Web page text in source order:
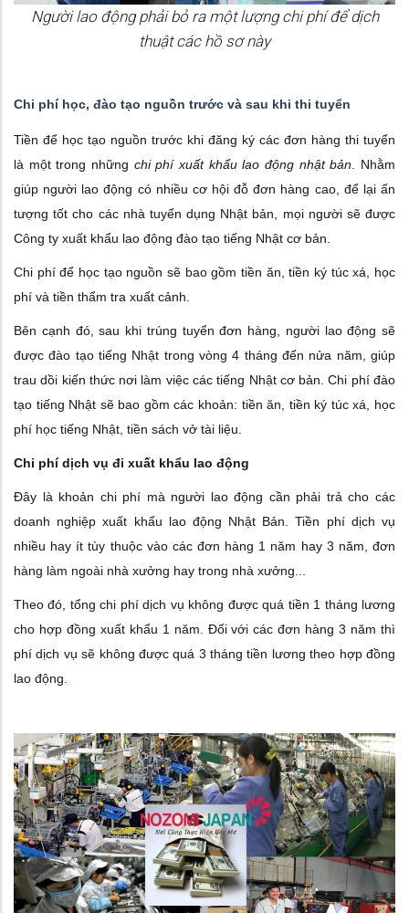
Người lao động phải bỏ ra một lượng chi phí để dịch
thuật các hồ sơ này
Chi phí học, đào tạo nguồn trước và sau khi thi tuyển
Tiền để học tạo nguồn trước khi đăng ký các đơn hàng thi tuyển
là một trong những chi phí xuất khẩu lao động nhật bản . Nhằm
giúp người lao động có nhiều cơ hội đỗ đơn hàng cao, để lại ấn
tượng tốt cho các nhà tuyển dụng Nhật bản, mọi người sẽ được
Công ty xuất khẩu lao động đào tạo tiếng Nhật cơ bản.
Chi phí để học tạo nguồn sẽ bao gồm tiền ăn, tiền ký túc xá, học
phí và tiền thẩm tra xuất cảnh.
Bên cạnh đó, sau khi trúng tuyển đơn hàng, người lao động sẽ
được đào tạo tiếng Nhật trong vòng 4 tháng đến nửa năm, giúp
trau dồi kiến thức nơi làm việc các tiếng Nhật cơ bản. Chi phí đào
tạo tiếng Nhật sẽ bao gồm các khoản: tiền ăn, tiền ký túc xá, học
phí học tiếng Nhật, tiền sách vở tài liệu.
Chi phí dịch vụ đi xuất khẩu lao động
Đây là khoản chi phí mà người lao động cần phải trả cho các
doanh nghiệp xuất khẩu lao động Nhật Bản. Tiền phí dịch vụ
nhiều hay ít tùy thuộc vào các đơn hàng 1 năm hay 3 năm, đơn
hàng làm ngoài nhà xưởng hay trong nhà xưởng...
Theo đó, tổng chi phí dịch vụ không được quá tiền 1 tháng lương
cho hợp đồng xuất khẩu 1 năm. Đối với các đơn hàng 3 năm thì
phí dịch vụ sẽ không được quá 3 tháng tiền lương theo hợp đồng
lao động.